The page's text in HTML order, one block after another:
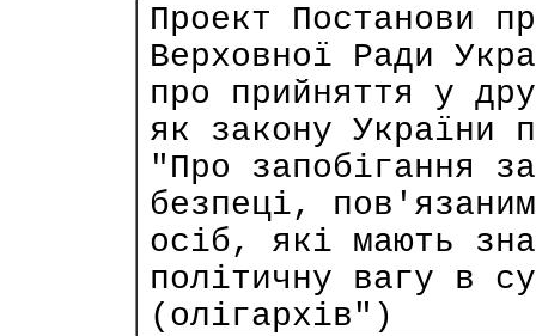
Проект Постанови
Верховної Ради
про прийняття у
як закону України
"Про запобігання
безпеці,
осіб, які мають
політичну вагу в
(олігархів")